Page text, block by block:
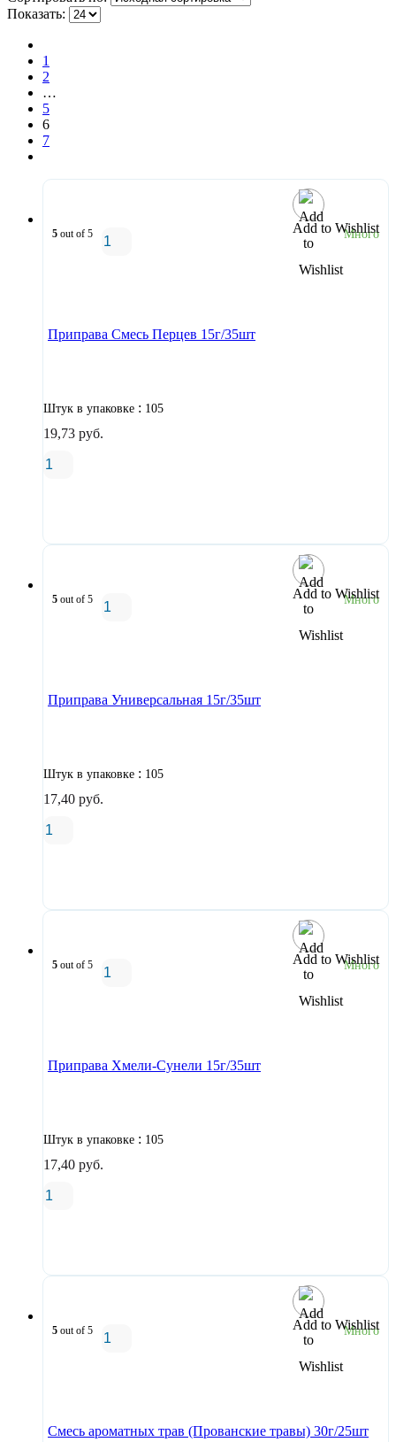
Показать:
1
2
…
5
6
7
Add to Wishlist
5 out of 5 Много
Приправа Смесь Перцев 15г/35шт
Штук в упаковке : 105
19,73 руб.
Add to Wishlist
5 out of 5 Много
Приправа Универсальная 15г/35шт
Штук в упаковке : 105
17,40 руб.
Add to Wishlist
5 out of 5 Много
Приправа Хмели-Сунели 15г/35шт
Штук в упаковке : 105
17,40 руб.
Add to Wishlist
5 out of 5 Много
Смесь ароматных трав (Прованские травы) 30г/25шт